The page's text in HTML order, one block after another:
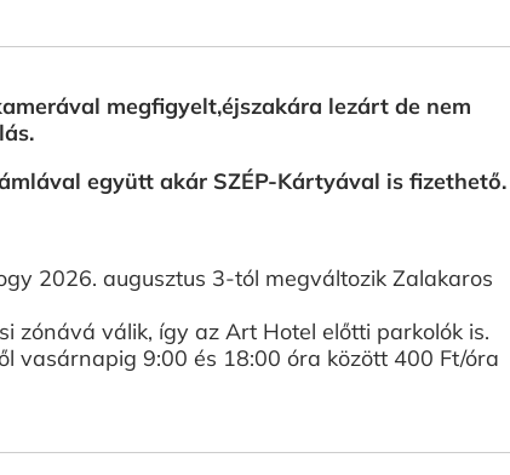
megfigyelt,éjszakára lezárt de nem
együtt akár SZÉP-Kártyával is fizethető.
2026. augusztus 3-tól megváltozik Zalakaros
zónává válik, így az Art Hotel előtti parkolók is.
vasárnapig 9:00 és 18:00 óra között 400 Ft/óra